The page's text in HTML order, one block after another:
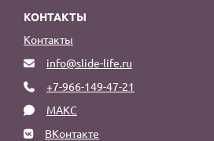
КОНТАКТЫ
Контакты
info@slide-life.ru
+7-966-149-47-21
МАКС
ВКонтакте